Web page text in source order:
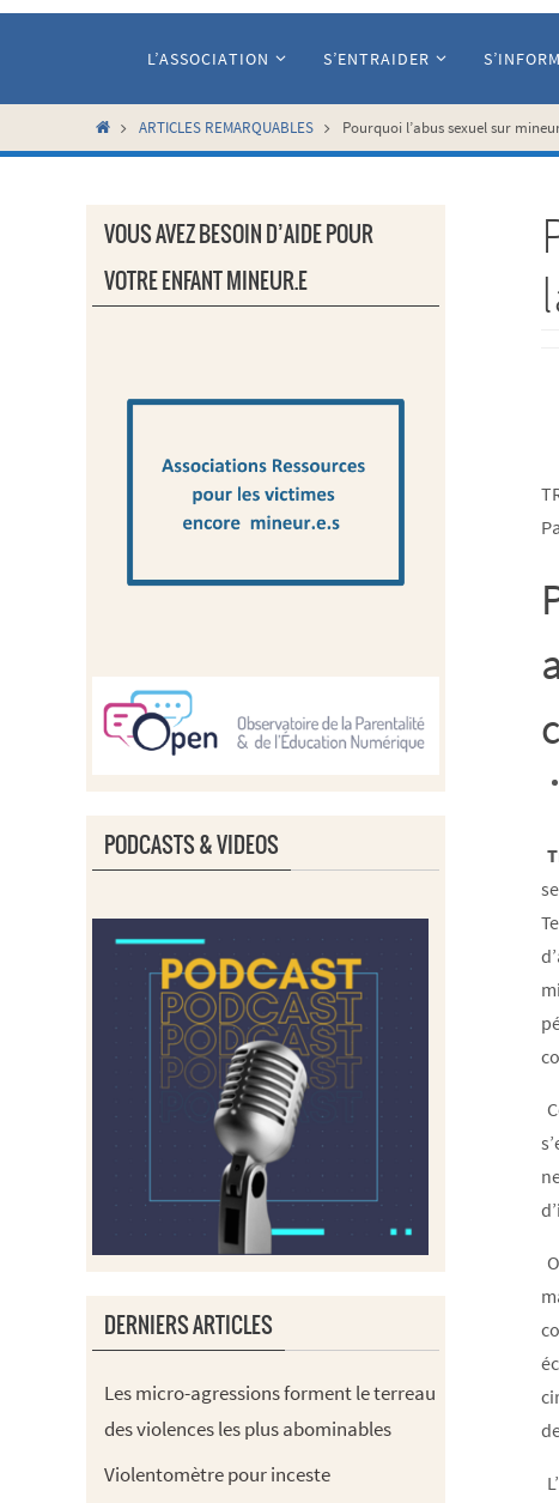
L’ASSOCIATION S’ENTRAIDER
HomeARTICLES REMARQUABLES Pourquoi l’abus sexuel sur
VOUS AVEZ BESOIN D’AIDE POUR
VOTRE ENFANT MINEUR.E
PODCASTS & VIDEOS
DERNIERS ARTICLES
Les micro-agressions forment le terreau
des violences les plus abominables
Violentomètre pour inceste